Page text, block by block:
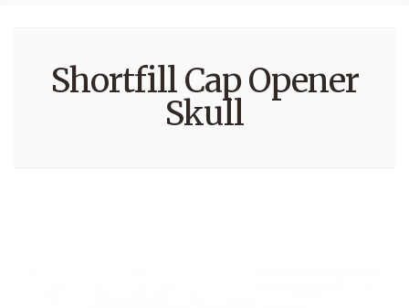
Shortfill Cap Opener
Skull